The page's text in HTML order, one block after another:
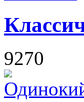
9270